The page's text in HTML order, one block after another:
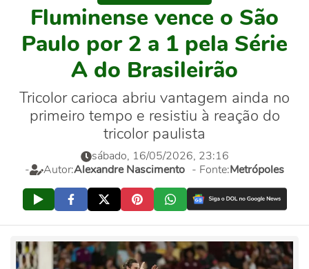
Fluminense vence o São
Paulo por 2 a 1 pela Série
A do Brasileirão
Tricolor carioca abriu vantagem ainda no
primeiro tempo e resistiu à reação do
tricolor paulista
sábado, 16/05/2026, 23:16
-
Autor:Alexandre Nascimento - Fonte:Metrópoles